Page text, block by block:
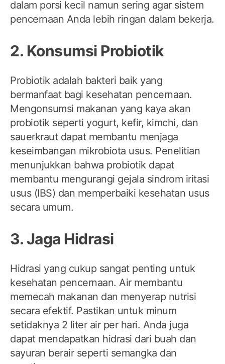
dalam porsi kecil namun sering agar sistem
pencernaan Anda lebih ringan dalam bekerja.
2. Konsumsi Probiotik
Probiotik adalah bakteri baik yang
bermanfaat bagi kesehatan pencernaan.
Mengonsumsi makanan yang kaya akan
probiotik seperti yogurt, kefir, kimchi, dan
sauerkraut dapat membantu menjaga
keseimbangan mikrobiota usus. Penelitian
menunjukkan bahwa probiotik dapat
membantu mengurangi gejala sindrom iritasi
usus (IBS) dan memperbaiki kesehatan usus
secara umum.
3. Jaga Hidrasi
Hidrasi yang cukup sangat penting untuk
kesehatan pencernaan. Air membantu
memecah makanan dan menyerap nutrisi
secara efektif. Pastikan untuk minum
setidaknya 2 liter air per hari. Anda juga
dapat mendapatkan hidrasi dari buah dan
sayuran berair seperti semangka dan